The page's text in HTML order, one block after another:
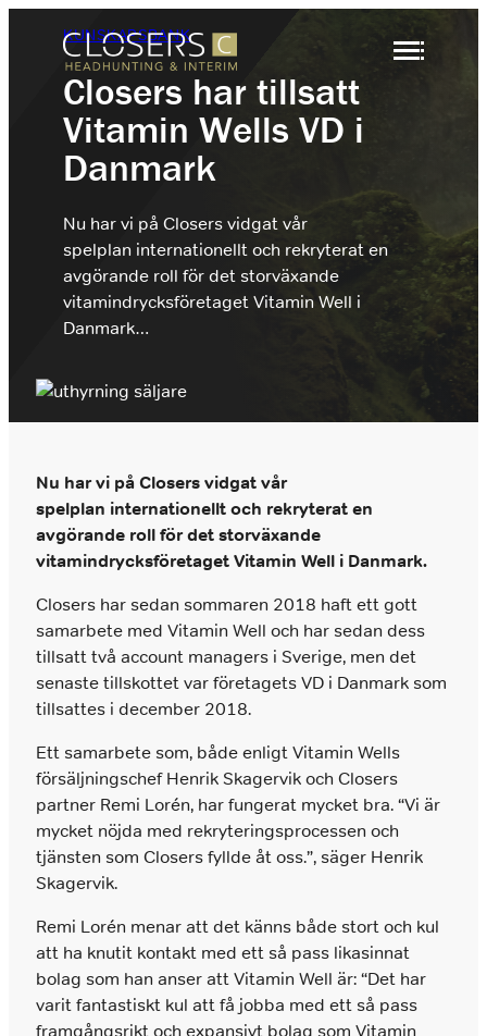
innehåll
Rekrytering Säljare
Vi rekryterar marknadens främsta säljare B2B.
Vi rekryterar marknadens främsta säljchefer
inom B2B.
Hyr en Säljare
Vi hyr ut säljarna som tar er till nästa nivå.
Chefsrekrytering
Vi headhuntar nyckelpersoner på ledningsnivå
Interimslösningar
Interim rekrytering inom försäljning och
Rekrytering
Marknadsföring
Om du behöver stärka ditt marknadsteam
hjälper vi dig.
Headhunting
När ni behöver identifiera och attrahera
nyckelspelare inom försäljning, marknad eller
ledning
När ni behöver nyckelkompetens under en
Hyr en Säljare
När ni vill hyra in en säljare
När ni behöver konsultation, second opinion,
tester eller utforma arbetsprov
Prissättning
Enkel och logisk prissättning baserat på den
Säljrekrytering
Headhunting
Rekrytering
Branscher
Om Closers
Kontakt
+46 (0)8 410 22 670
KUNSKAPSBANK
Closers har tillsatt
Vitamin Wells VD i
Danmark
Nu har vi på Closers vidgat vår
spelplan internationellt och rekryterat en
avgörande roll för det storväxande
vitamindrycksföretaget Vitamin Well i
Danmark…
Nu har vi på Closers vidgat vår
spelplan internationellt och rekryterat en
avgörande roll för det storväxande
vitamindrycksföretaget Vitamin Well i Danmark.
Closers har sedan sommaren 2018 haft ett gott
samarbete med Vitamin Well och har sedan dess
tillsatt två account managers i Sverige, men det
senaste tillskottet var företagets VD i Danmark som
tillsattes i december 2018.
Ett samarbete som, både enligt Vitamin Wells
försäljningschef Henrik Skagervik och Closers
partner Remi Lorén, har fungerat mycket bra. “Vi är
mycket nöjda med rekryteringsprocessen och
tjänsten som Closers fyllde åt oss.”, säger Henrik
Skagervik.
Remi Lorén menar att det känns både stort och kul
att ha knutit kontakt med ett så pass likasinnat
bolag som han anser att Vitamin Well är: “Det har
varit fantastiskt kul att få jobba med ett så pass